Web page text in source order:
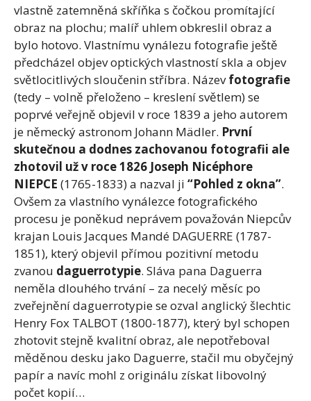
vlastně zatemněná skříňka s čočkou promítající
obraz na plochu; malíř uhlem obkreslil obraz a
bylo hotovo. Vlastnímu vynálezu fotografie ještě
předcházel objev optických vlastností skla a objev
světlocitlivých sloučenin stříbra. Názevfotografie
(tedy – volně přeloženo – kreslení světlem) se
poprvé veřejně objevil v roce 1839 a jeho autorem
je německý astronom Johann Mädler. První
skutečnou a dodnes zachovanou fotografii ale
zhotovil už v roce 1826 Joseph Nicéphore
NIEPCE (1765-1833) a nazval ji “Pohled z okna”.
Ovšem za vlastního vynálezce fotografického
procesu je poněkud neprávem považován Niepcův
krajan Louis Jacques Mandé DAGUERRE (1787-
1851), který objevil přímou pozitivní metodu
zvanou daguerrotypie. Sláva pana Daguerra
neměla dlouhého trvání – za necelý měsíc po
zveřejnění daguerrotypie se ozval anglický šlechtic
Henry Fox TALBOT (1800-1877), který byl schopen
zhotovit stejně kvalitní obraz, ale nepotřeboval
měděnou desku jako Daguerre, stačil mu obyčejný
papír a navíc mohl z originálu získat libovolný
počet kopií…